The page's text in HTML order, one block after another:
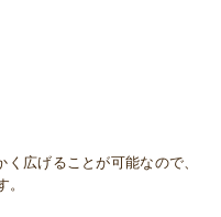
広げることが可能なので、